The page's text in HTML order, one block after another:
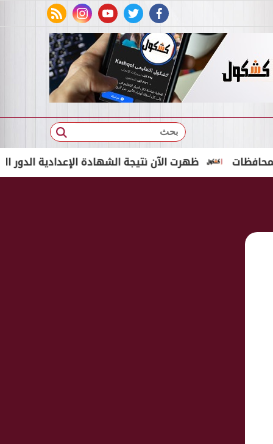
facebook
twitter
youtube
instagram
rss feed
بحث
ظهرت الآن نتيجة الشهادة الإعدادية الدور الثاني 2026 برقم الجلوس